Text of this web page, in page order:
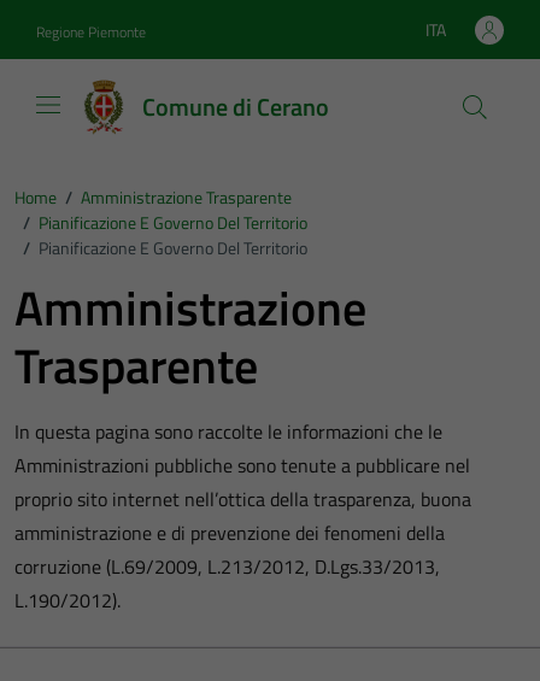
Regione Piemonte Lingua attiva:
ITA
Comune di Cerano
Home / Amministrazione Trasparente
/ Pianificazione E Governo Del Territorio
/ Pianificazione E Governo Del Territorio
Amministrazione
Trasparente
In questa pagina sono raccolte le informazioni che le
Amministrazioni pubbliche sono tenute a pubblicare nel
proprio sito internet nell’ottica della trasparenza, buona
amministrazione e di prevenzione dei fenomeni della
corruzione (L.69/2009, L.213/2012, D.Lgs.33/2013,
L.190/2012).